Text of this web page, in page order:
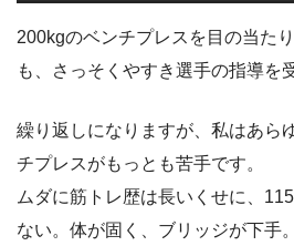
200kgのベンチプレスを目の当た
も、さっそくやすき選手の指導を
繰り返しになりますが、私はあら
チプレスがもっとも苦手です。
ムダに筋トレ歴は長いくせに、
ない。体が固く、ブリッジが下手。